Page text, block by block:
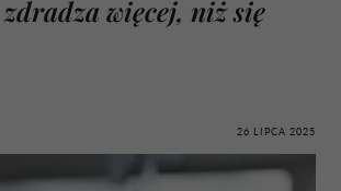
więcej, niż się
26 LIPCA 2025